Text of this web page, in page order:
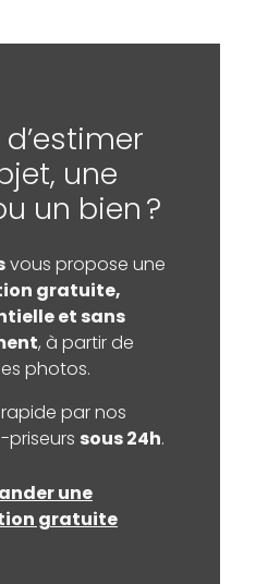
une
un bien ?
vous propose une
gratuite,
et sans
, à partir de
photos.
par nos
priseurs sous 24h.
une
gratuite